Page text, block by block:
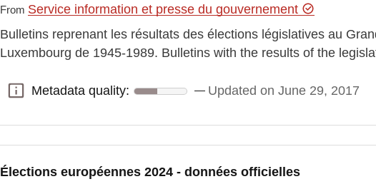
From Service information et presse du gouvernement
Bulletins reprenant les résultats des élections législatives au
Luxembourg de 1945-1989. Bulletins with the results of the
Metadata quality:
Metadata quality: Updated on June 29, 2017
Élections européennes 2024 - données officielles